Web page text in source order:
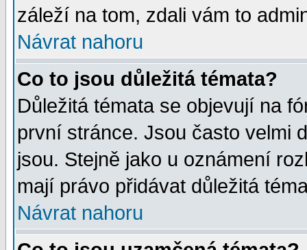
záleží na tom, zdali vám to
Návrat nahoru
Co to jsou důležitá témata?
Důležitá témata se objevují na
první stránce. Jsou často velmi
jsou. Stejně jako u oznámení
mají právo přidávat důležitá
Návrat nahoru